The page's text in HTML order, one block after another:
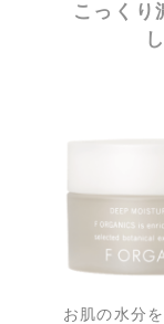
こっくり
お肌の水分